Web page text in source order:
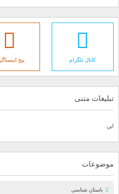
کانال تلگرام پیج
تبلیغات متنی
این
موضوعات
باستان شناسی